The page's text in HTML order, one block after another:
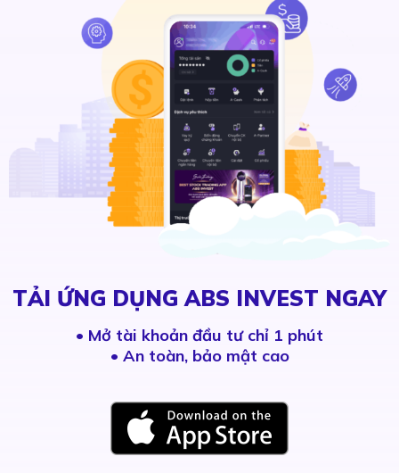
TẢI ỨNG DỤNG ABS INVEST NGAY
• Mở tài khoản đầu tư chỉ 1 phút
• An toàn, bảo mật cao